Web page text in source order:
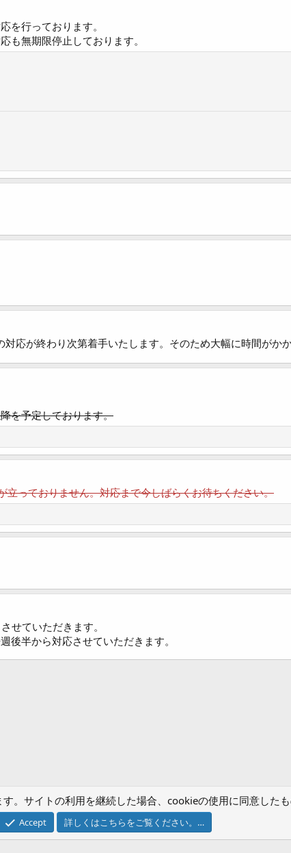
を行っております。
も無期限停止しております。
応が終わり次第着手いたします。そのため大幅に時間がかか
を予定しております。
っておりません。対応まで今しばらくお待ちください。
せていただきます。
後半から対応させていただきます。
お問い合わせ 規約 プ
platform by XenForo® © 2010-2024 XenForo Ltd.
。サイトの利用を継続した場合、cookieの使用に同意したも
Accept 詳しくはこちらをご覧ください。…